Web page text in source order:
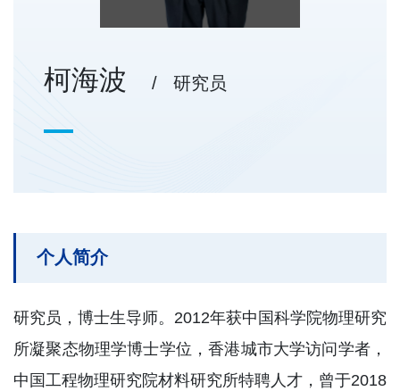
柯海波 / 研究员
个人简介
研究员，博士生导师。2012年获中国科学院物理研究
所凝聚态物理学博士学位，香港城市大学访问学者，
中国工程物理研究院材料研究所特聘人才，曾于2018